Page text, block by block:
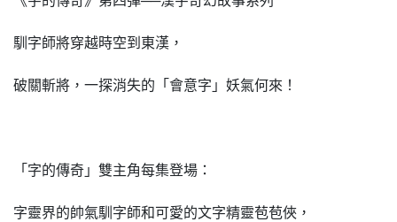
馴字師將穿越時空到東漢，
破關斬將，一探消失的「會意字」妖氣何來！
「字的傳奇」雙主角每集登場：
字靈界的帥氣馴字師和可愛的文字精靈苞苞俠，